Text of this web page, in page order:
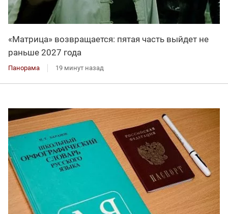
«Матрица» возвращается: пятая часть выйдет не
раньше 2027 года
Панорама 19 минут назад